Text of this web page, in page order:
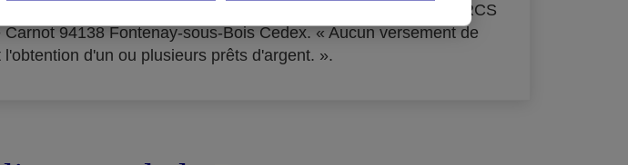
– SA au capital de 33 855 000 € - immatriculée au RCS
94138 Fontenay-sous-Bois Cedex. « Aucun versement de
d'un ou plusieurs prêts d'argent. ».